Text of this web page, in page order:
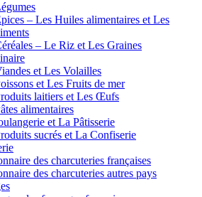
– Les Huiles alimentaires et Les
– Le Riz et Les Graines
et Les Volailles
et Les Fruits de mer
laitiers et Les Œufs
alimentaires
et La Pâtisserie
sucrés et La Confiserie
des charcuteries françaises
des charcuteries autres pays